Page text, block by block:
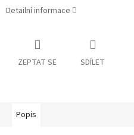
Detailní informace
ZEPTAT SE SDÍLET
Popis